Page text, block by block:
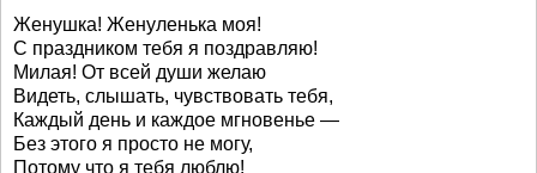
Женушка! Женуленька моя!
С праздником тебя я поздравляю!
Милая! От всей души желаю
Видеть, слышать, чувствовать тебя,
Каждый день и каждое мгновенье —
Без этого я просто не могу,
Потому что я тебя люблю!